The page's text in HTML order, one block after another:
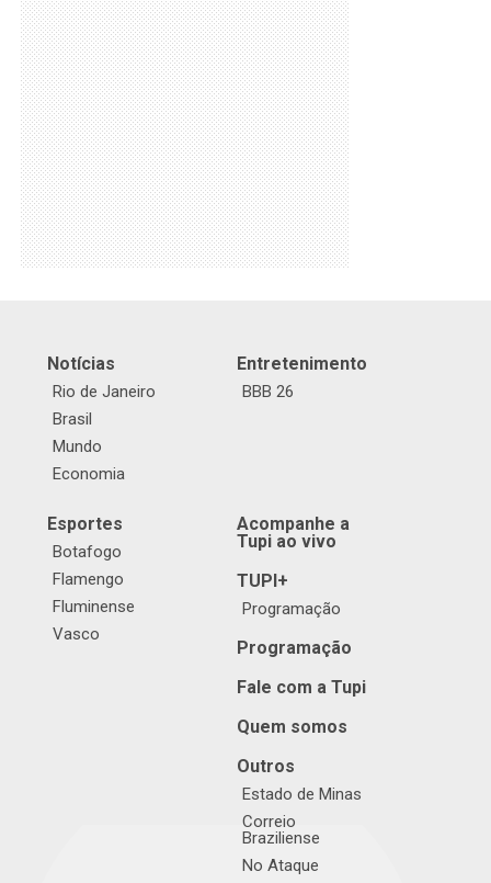
Notícias
Rio de Janeiro
Brasil
Mundo
Economia
Entretenimento
BBB 26
Esportes
Botafogo
Flamengo
Fluminense
Vasco
Acompanhe a
Tupi ao vivo
TUPI+
Programação
Programação
Fale com a Tupi
Quem somos
Outros
Estado de Minas
Correio
Braziliense
No Ataque